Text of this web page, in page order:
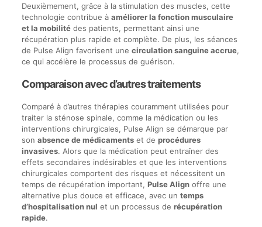
Deuxièmement, grâce à la stimulation des muscles, cette
technologie contribue à améliorer la fonction musculaire
et la mobilitédes patients, permettant ainsi une
récupération plus rapide et complète. De plus, les séances
de Pulse Align favorisent une circulation sanguine accrue,
ce qui accélère le processus de guérison.
Comparaison avec d’autres traitements
Comparé à d’autres thérapies couramment utilisées pour
traiter la sténose spinale, comme la médication ou les
interventions chirurgicales, Pulse Align se démarque par
son absence de médicamentset de procédures
invasives. Alors que la médication peut entraîner des
effets secondaires indésirables et que les interventions
chirurgicales comportent des risques et nécessitent un
temps de récupération important, Pulse Alignoffre une
alternative plus douce et efficace, avec un temps
d’hospitalisation nul et un processus de récupération
rapide.